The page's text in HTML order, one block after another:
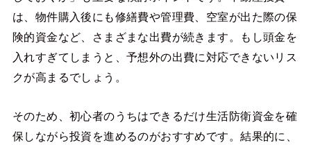
は、物件購入後にも修繕費や管理費、空室が出た際の保
険的資金など、さまざまな出費が続きます。もし頭金を
入れすぎてしまうと、予想外の出費に対応できないリス
クが高まるでしょう。
そのため、初心者のうちはできるだけ生活防衛資金を確
保しながら投資を進めるのがおすすめです。結果的に、